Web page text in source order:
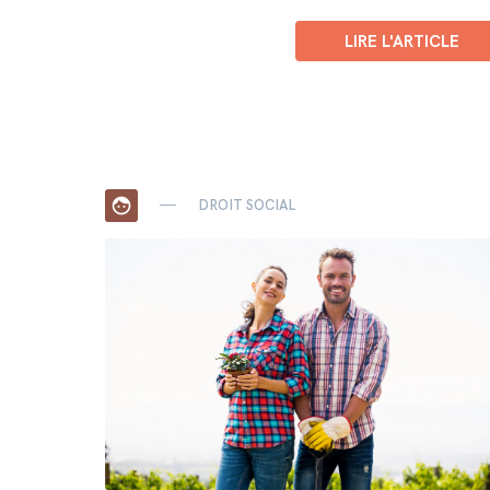
LIRE L'ARTICLE
face DROIT SOCIAL